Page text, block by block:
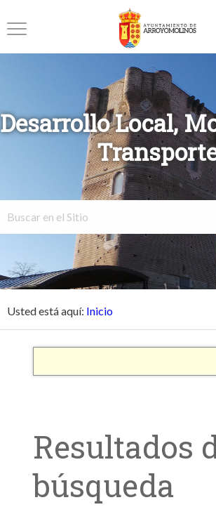
Desarrollo Local,
Usted está aquí: Inicio
Resultados
búsqueda